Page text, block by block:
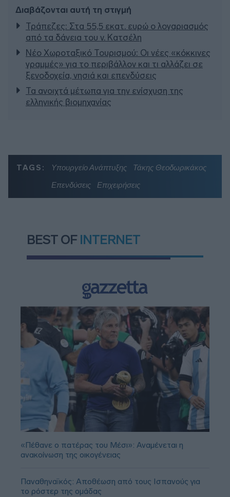
Διαβάζονται αυτή τη στιγμή
Τράπεζες: Στα 55,5 εκατ. ευρώ ο λογαριασμός
από τα δάνεια του ν. Κατσέλη
Νέο Χωροταξικό Τουρισμού: Οι νέες «κόκκινες
γραμμές» για το περιβάλλον και τι αλλάζει σε
ξενοδοχεία, νησιά και επενδύσεις
Τα ανοιχτά μέτωπα για την ενίσχυση της
ελληνικής βιομηχανίας
TAGS: Υπουργείο Ανάπτυξης
Τάκης Θεοδωρικάκος
Επενδύσεις
Επιχειρήσεις
BEST OF INTERNET
«Πέθανε ο πατέρας του Μέσι»: Αναμένεται η
ανακοίνωση της οικογένειας
Παναθηναϊκός: Αποθέωση από τους Ισπανούς για
το ρόστερ της ομάδας